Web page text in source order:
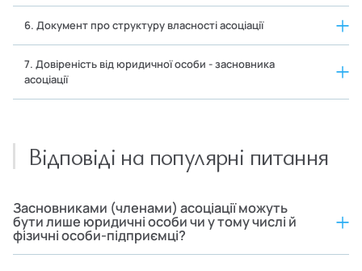
6. Документ про структуру власності асоціації
7. Довіреність від юридичної особи - засновника
асоціації
Відповіді на популярні питання
Засновниками (членами) асоціації можуть
бути лише юридичні особи чи у тому числі й
фізичні особи-підприємці?